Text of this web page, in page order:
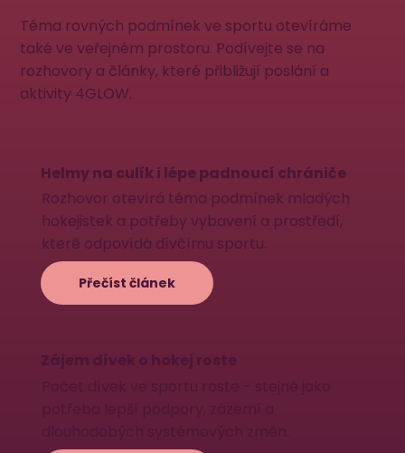
Téma rovných podmínek ve sportu otevíráme
také ve veřejném prostoru. Podívejte se na
rozhovory a články, které přibližují poslání a
aktivity 4GLOW.
Helmy na culík i lépe padnoucí chrániče
Rozhovor otevírá téma podmínek mladých
hokejistek a potřeby vybavení a prostředí,
které odpovídá dívčímu sportu.
Přečíst článek
Zájem dívek o hokej roste
Počet dívek ve sportu roste - stejně jako